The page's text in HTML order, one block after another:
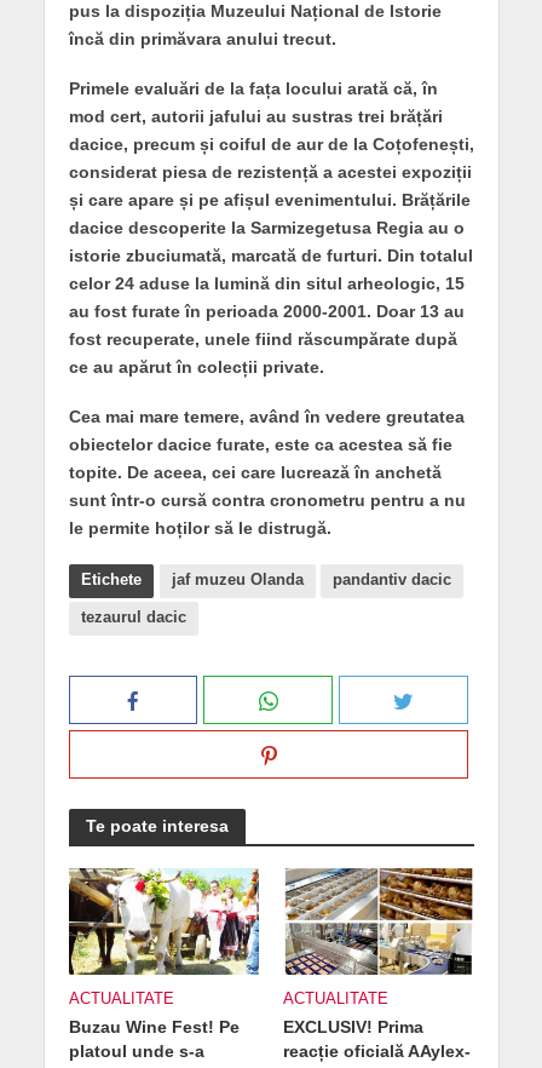
pus la dispoziția Muzeului Național de Istorie
încă din primăvara anului trecut.
Primele evaluări de la fața locului arată că, în
mod cert, autorii jafului au sustras trei brățări
dacice, precum și coiful de aur de la Coțofenești,
considerat piesa de rezistență a acestei expoziții
și care apare și pe afișul evenimentului. Brățările
dacice descoperite la Sarmizegetusa Regia au o
istorie zbuciumată, marcată de furturi. Din totalul
celor 24 aduse la lumină din situl arheologic, 15
au fost furate în perioada 2000-2001. Doar 13 au
fost recuperate, unele fiind răscumpărate după
ce au apărut în colecții private.
Cea mai mare temere, având în vedere greutatea
obiectelor dacice furate, este ca acestea să fie
topite. De aceea, cei care lucrează în anchetă
sunt într-o cursă contra cronometru pentru a nu
le permite hoților să le distrugă.
Etichete jaf muzeu Olanda pandantiv dacic
tezaurul dacic
Te poate interesa
ACTUALITATE
Buzau Wine Fest! Pe
platoul unde s-a
ACTUALITATE
EXCLUSIV! Prima
reacție oficială AAylex-